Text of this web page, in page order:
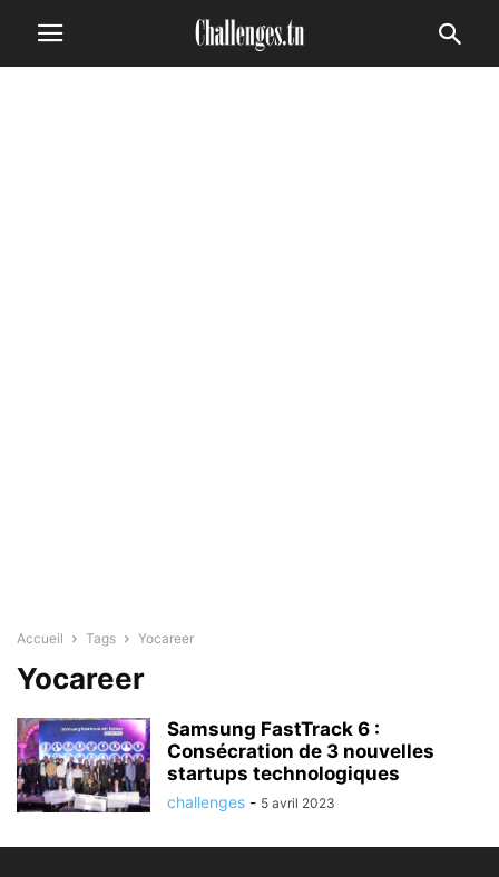
Accueil Tags Yocareer
Yocareer
Samsung FastTrack 6 :
Consécration de 3 nouvelles
startups technologiques
challenges - 5 avril 2023